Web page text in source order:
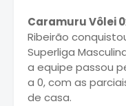
Caramuru Vôlei
Ribeirão
Superliga
a equipe passou
a 0, com as
de casa.